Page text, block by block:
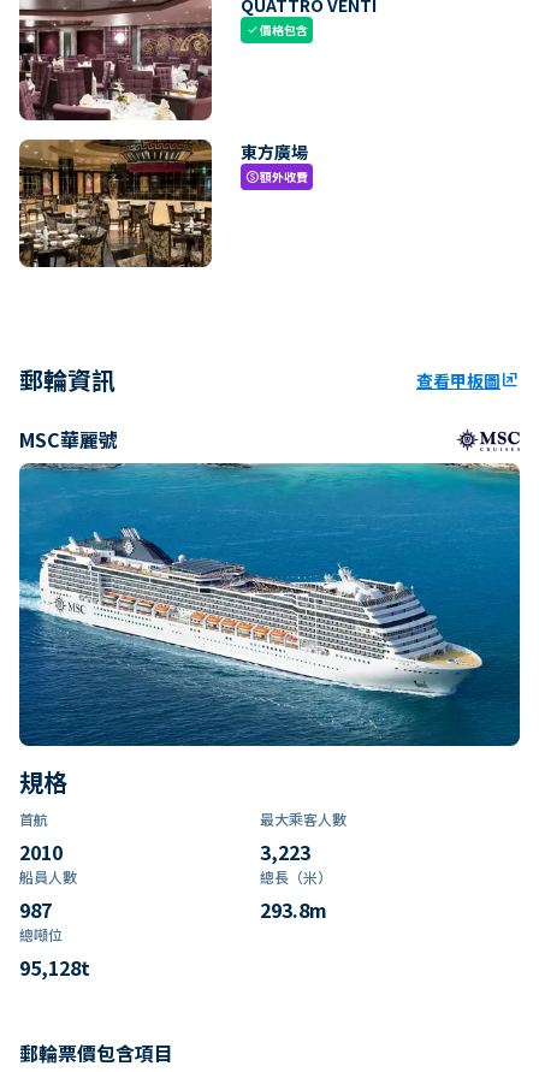
check價格包含
東方廣場
paid額外收費
郵輪資訊 查看甲板圖ungroup
MSC華麗號
規格
首航
2010
最大乘客人數
3,223
船員人數
987
總長（米）
293.8m
總噸位
95,128t
郵輪票價包含項目